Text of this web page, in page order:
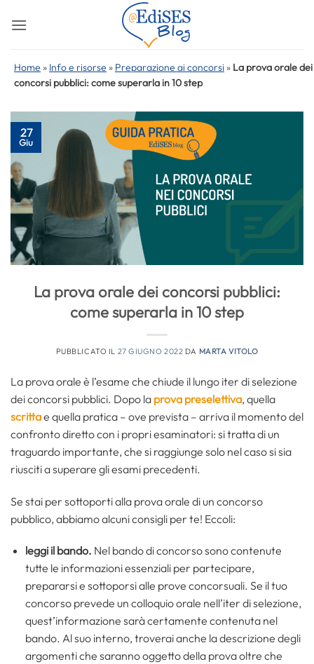
Home » Info e risorse » Preparazione ai concorsi » La prova orale dei
concorsi pubblici: come superarla in 10 step
27
Giu
La prova orale dei concorsi pubblici:
come superarla in 10 step
PUBBLICATO IL 27 GIUGNO 2022 DA MARTA VITOLO
La prova orale è l’esame che chiude il lungo iter di selezione
dei concorsi pubblici. Dopo la prova preselettiva, quella
scrittae quella pratica – ove prevista – arriva il momento del
confronto diretto con i propri esaminatori: si tratta di un
traguardo importante, che si raggiunge solo nel caso si sia
riusciti a superare gli esami precedenti.
Se stai per sottoporti alla prova orale di un concorso
pubblico, abbiamo alcuni consigli per te! Eccoli:
leggi il bando. Nel bando di concorso sono contenute
tutte le informazioni essenziali per partecipare,
prepararsi e sottoporsi alle prove concorsuali. Se il tuo
concorso prevede un colloquio orale nell’iter di selezione,
quest’informazione sarà certamente contenuta nel
bando. Al suo interno, troverai anche la descrizione degli
argomenti che saranno oggetto della prova oltre che